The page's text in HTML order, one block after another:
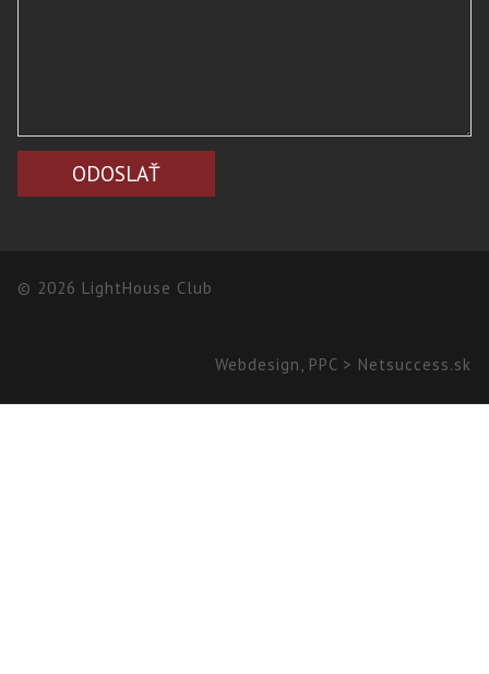
© 2026 LightHouse Club
Webdesign PPC> Netsuccess.sk